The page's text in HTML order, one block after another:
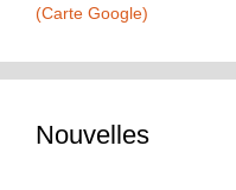
(Carte Google)
Nouvelles